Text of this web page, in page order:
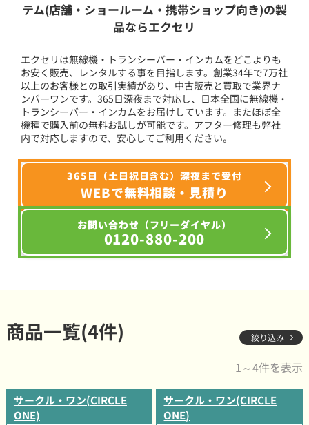
テム(店舗・ショールーム・携帯ショップ向き)の製
品ならエクセリ
エクセリは無線機・トランシーバー・インカムをどこよりも
お安く販売、レンタルする事を目指します。創業34年で7万社
以上のお客様との取引実績があり、中古販売と買取で業界ナ
ンバーワンです。365日深夜まで対応し、日本全国に無線機・
トランシーバー・インカムをお届けしています。またほぼ全
機種で購入前の無料お試しが可能です。アフター修理も弊社
内で対応しますので、安心してご利用ください。
365日（土日祝日含む）深夜まで受付
WEBで無料相談・見積り
お問い合わせ（フリーダイヤル）
0120-880-200
商品一覧(4件) 絞り込み
1～4件を表示
サークル・ワン(CIRCLE
ONE)
サークル・ワン(CIRCLE
ONE)